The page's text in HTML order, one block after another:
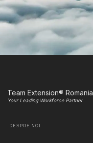
Team Extension® Romania
Your Leading Workforce Partner
DESPRE NOI